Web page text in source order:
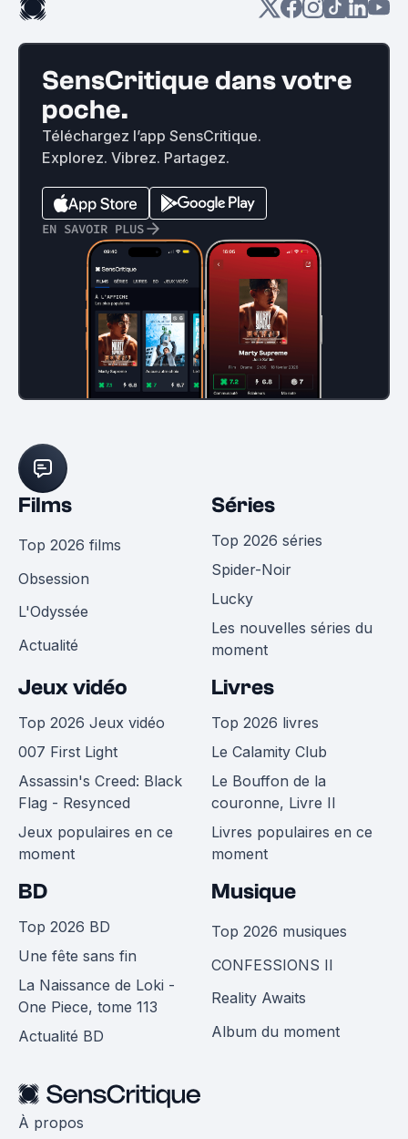
SensCritique dans votre
poche.
Téléchargez l’app SensCritique.
Explorez. Vibrez. Partagez.
EN SAVOIR PLUS
Films
Top 2026 films
Obsession
L'Odyssée
Actualité
Séries
Top 2026 séries
Spider-Noir
Lucky
Les nouvelles séries du
moment
Jeux vidéo
Top 2026 Jeux vidéo
007 First Light
Assassin's Creed: Black
Flag - Resynced
Jeux populaires en ce
moment
Livres
Top 2026 livres
Le Calamity Club
Le Bouffon de la
couronne, Livre II
Livres populaires en ce
moment
BD
Top 2026 BD
Une fête sans fin
La Naissance de Loki -
One Piece, tome 113
Actualité BD
Musique
Top 2026 musiques
CONFESSIONS II
Reality Awaits
Album du moment
À propos